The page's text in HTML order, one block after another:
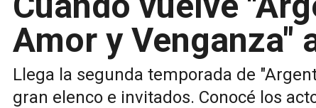
Amor y Venganza"
Llega la segunda temporada de
gran elenco e invitados. Conocé los